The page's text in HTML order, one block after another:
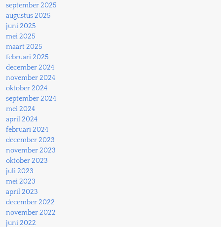
september 2025
augustus 2025
juni 2025
mei 2025
maart 2025
februari 2025
december 2024
november 2024
oktober 2024
september 2024
mei 2024
april 2024
februari 2024
december 2023
november 2023
oktober 2023
juli 2023
mei 2023
april 2023
december 2022
november 2022
juni 2022